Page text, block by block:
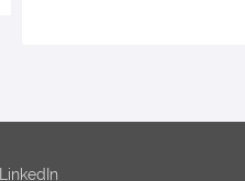
LinkedIn